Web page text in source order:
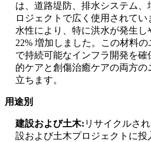
は、道路堤防、排水システム
ロジェクトで広く使用されて
水性により、特に洪水が発生
22% 増加しました。この材料
で持続可能なインフラ開発を
的ケアと創傷治癒ケアの両方
立ちます。
用途別
建設および土木: リサイクルさ
設および土木プロジェクトに